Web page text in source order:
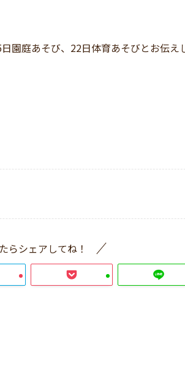
庭あそび、22日体育あそびとお伝え
らシェアしてね！